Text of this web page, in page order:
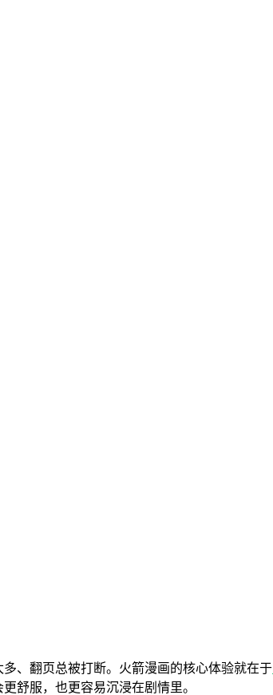
多、翻页总被打断。火箭漫画的核心体验就在于
舒服，也更容易沉浸在剧情里。